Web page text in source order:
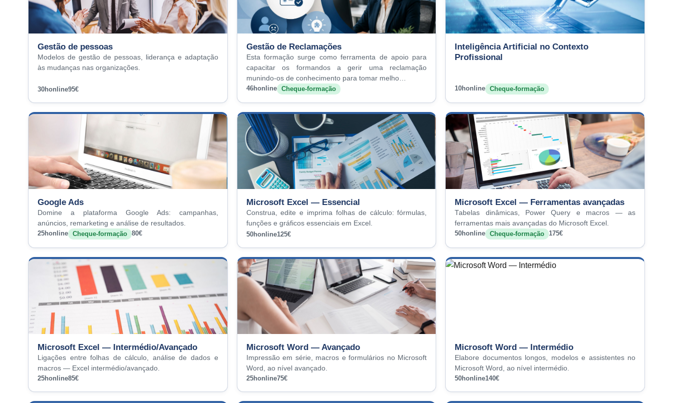
Gestão de pessoas
Modelos de gestão de pessoas, liderança e adaptação
às mudanças nas organizações.
30honline95€
Gestão de Reclamações
Esta formação surge como ferramenta de apoio para
capacitar os formandos a gerir uma reclamação
munindo-os de conhecimento para tomar melho…
46honline Cheque-formação
Inteligência Artificial no Contexto
Profissional
10honline Cheque-formação
Google Ads
Domine a plataforma Google Ads: campanhas,
anúncios, remarketing e análise de resultados.
25honline Cheque-formação 80€
Microsoft Excel — Essencial
Construa, edite e imprima folhas de cálculo: fórmulas,
funções e gráficos essenciais em Excel.
50honline125€
Microsoft Excel — Ferramentas avançadas
Tabelas dinâmicas, Power Query e macros — as
ferramentas mais avançadas do Microsoft Excel.
50honline Cheque-formação 175€
Microsoft Excel — Intermédio/Avançado
Ligações entre folhas de cálculo, análise de dados e
macros — Excel intermédio/avançado.
25honline85€
Microsoft Word — Avançado
Impressão em série, macros e formulários no Microsoft
Word, ao nível avançado.
25honline75€
Microsoft Word — Intermédio
Elabore documentos longos, modelos e assistentes no
Microsoft Word, ao nível intermédio.
50honline140€